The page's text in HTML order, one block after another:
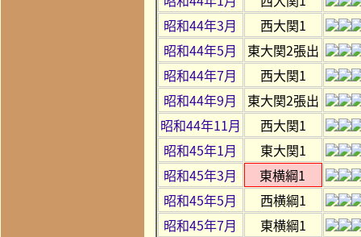
昭和44年3月
西大関1
昭和44年5月
東大関2張出
昭和44年7月
西大関1
昭和44年9月
東大関2張出
昭和44年11月
西大関1
昭和45年1月
東大関1
昭和45年3月
東横綱1
昭和45年5月
西横綱1
昭和45年7月
東横綱1